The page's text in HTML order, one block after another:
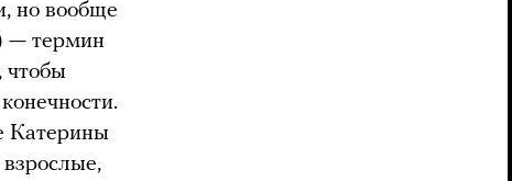
но вообще
— термин
чтобы
Катерины